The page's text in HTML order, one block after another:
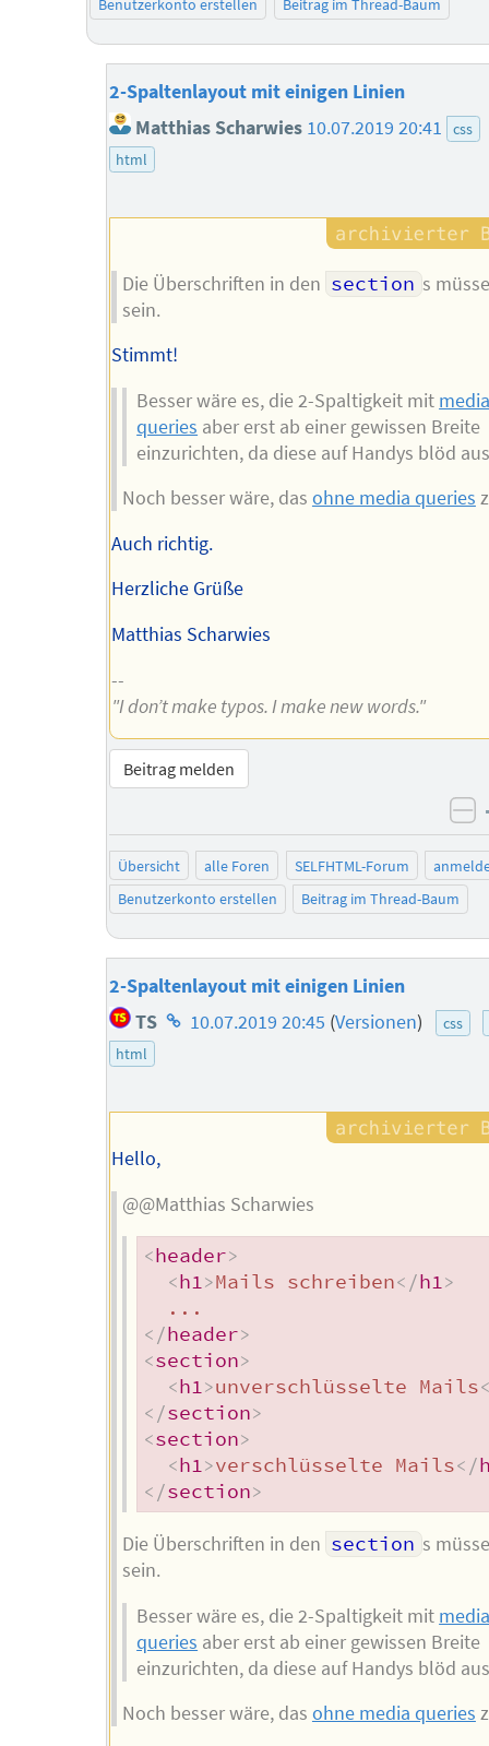
Benutzerkonto erstellen Beitrag im Thread-Baum
2-Spaltenlayout mit einigen Linien
Matthias Scharwies 10.07.2019 20:41
css
html
Die Überschriften in den section s
sein.
Stimmt!
Besser wäre es, die 2-Spaltigkeit mit
queries aber erst ab einer gewissen Breite
einzurichten, da diese auf Handys blöd
Noch besser wäre, das ohne media queries
Auch richtig.
Herzliche Grüße
Matthias Scharwies
--
"I don’t make typos. I make new words."
Beitrag melden
Übersicht alle Foren SELFHTML-Forum
Benutzerkonto erstellen
Beitrag im Thread-Baum
2-Spaltenlayout mit einigen Linien
TS Homepage
10.07.2019 20:45 (Versionen)
css
html
Hello,
@@Matthias Scharwies
<header>
<h1>Mails schreiben</h1>
</header>
<section>
<h1>unverschlüsselte Mails
</section>
<section>
<h1>verschlüsselte Mails</
</section>
Die Überschriften in den section s
sein.
Besser wäre es, die 2-Spaltigkeit mit
queries aber erst ab einer gewissen Breite
einzurichten, da diese auf Handys blöd
Noch besser wäre, das ohne media queries